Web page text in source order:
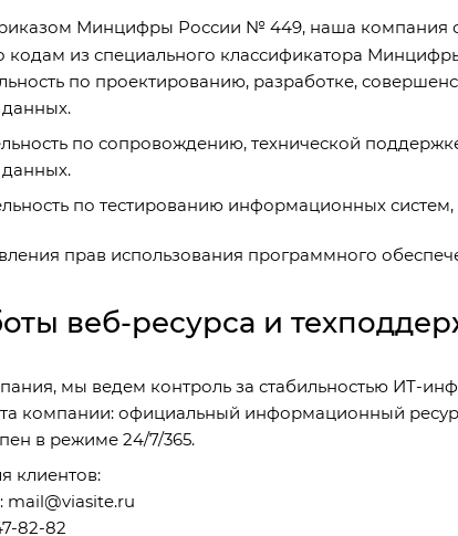
Минцифры России № 449, наша компания
кодам из специального классификатора
по проектированию, разработке,
данных.
по сопровождению, технической
данных.
по тестированию информационных систем,
прав использования программного
веб-ресурса и
мы ведем контроль за стабильностью ИТ-
компании: официальный информационный
в режиме 24/7/365.
клиентов:
mail@viasite.ru
82-82